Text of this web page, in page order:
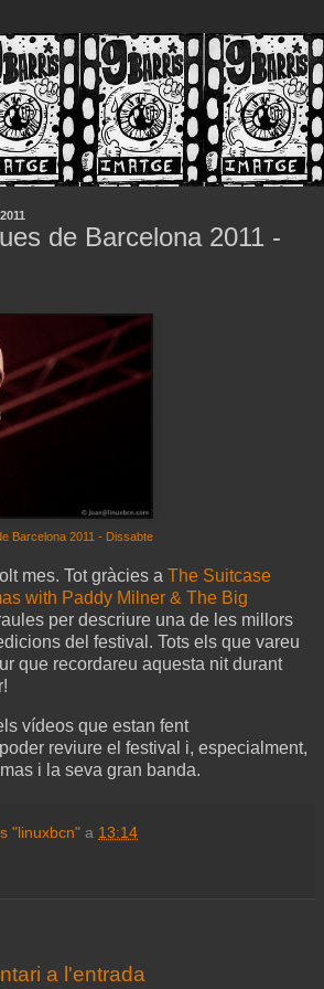
de Barcelona 2011 -
Barcelona 2011 - Dissabte
mes. Tot gràcies a The Suitcase
with Paddy Milner & The Big
per descriure una de les millors
del festival. Tots els que vareu
que recordareu aquesta nit durant
vídeos que estan fent
reviure el festival i, especialment,
i la seva gran banda.
"linuxbcn" a 13:14
a l'entrada